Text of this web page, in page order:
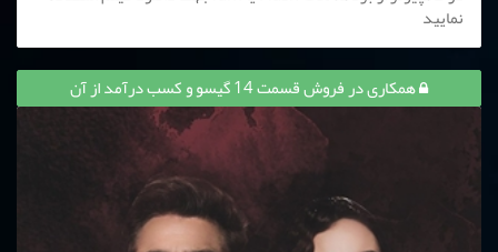
نمایید
همکاری در فروش قسمت 14 گیسو و کسب درآمد از آن